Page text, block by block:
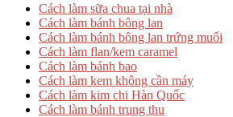
Cách làm sữa chua tại nhà
Cách làm bánh bông lan
Cách làm bánh bông lan trứng muối
Cách làm flan/kem caramel
Cách làm bánh bao
Cách làm kem không cần máy
Cách làm kim chi Hàn Quốc
Cách làm bánh trung thu